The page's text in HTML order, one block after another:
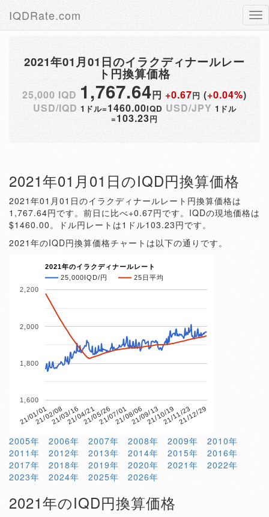
IQDRate.com
2021年01月01日のイラクディナールレー
ト円換算価格
25,000 IQD 1,767.64円+0.67円 (+0.04%)
USD/IQD 1ドル=1460.00IQD USD/JPY 1ドル
=103.23円
2021年01月01日のIQD円換算価格
2021年01月01日のイラクディナールレート円換算価格は
1,767.64円です。前日に比べ+0.67円です。IQDの現地価格は
$1460.00。ドル円レートは1ドル103.23円です。
2021年のIQD円換算価格チャートは以下の通りです。
2021年のイラクディナールレート
25,000IQD/円
25日平均
21/01/0121/02/0821/03/1621/04/2121/05/2621/07/0121/08/0621/09/1321/10/1921/11/2321/12/29
1,600
1,800
2,000
2,200
2005年 2006年 2007年 2008年 2009年
2010年
2011年
2012年 2013年 2014年 2015年
2016年
2017年
2018年 2019年 2020年 2021年
2022年
2023年
2024年 2025年 2026年
2021年のIQD円換算価格